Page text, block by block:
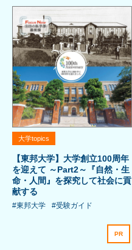
大学topics
【東邦大学】大学創立100周年
を迎えて ～Part2～『自然・生
命・人間』を探究して社会に貢
献する
#東邦大学 #受験ガイド
PR